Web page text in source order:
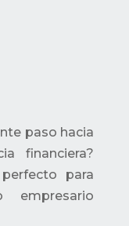
paso hacia
financiera?
para